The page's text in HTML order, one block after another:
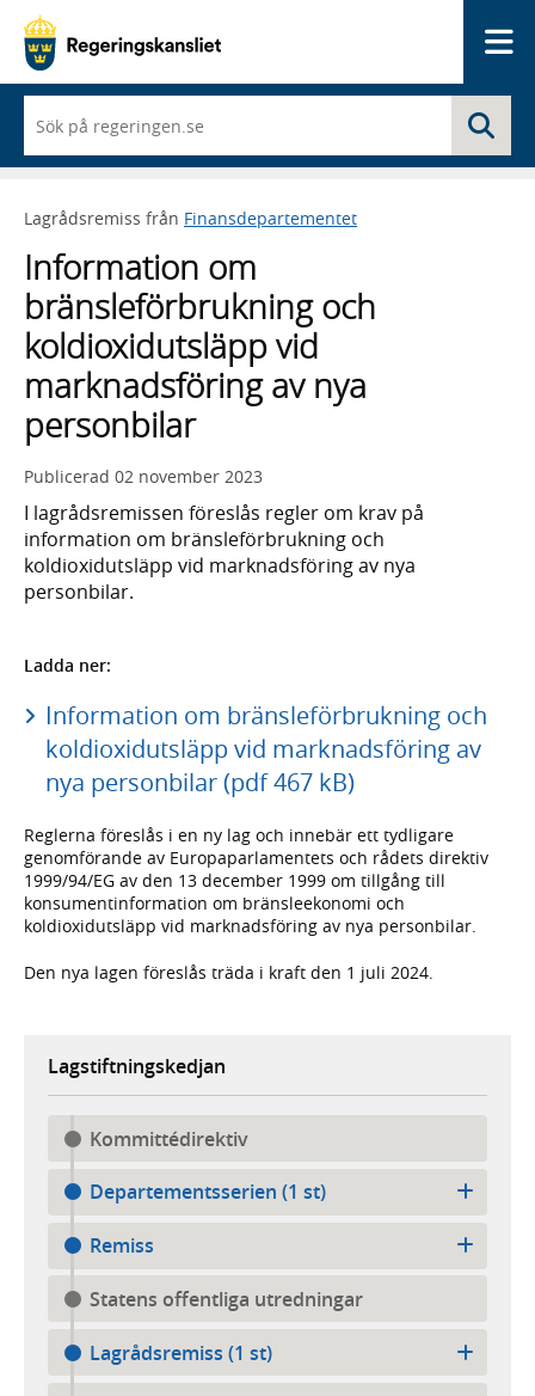
du
börjar
skriva
framträder
lista
med
sökförslag
Lagrådsremiss från Finansdepartementet
Information om
bränsleförbrukning och
koldioxidutsläpp vid
marknadsföring av nya
personbilar
Publicerad 02 november 2023
I lagrådsremissen föreslås regler om krav på
information om bränsleförbrukning och
koldioxidutsläpp vid marknadsföring av nya
personbilar.
Ladda ner:
Information om bränsleförbrukning och
koldioxidutsläpp vid marknadsföring av
nya personbilar (pdf 467 kB)
Reglerna föreslås i en ny lag och innebär ett tydligare
genomförande av Europaparlamentets och rådets direktiv
1999/94/EG av den 13 december 1999 om tillgång till
konsumentinformation om bränsleekonomi och
koldioxidutsläpp vid marknadsföring av nya personbilar.
Den nya lagen föreslås träda i kraft den 1 juli 2024.
Lagstiftningskedjan
Kommittédirektiv
Departementsserien (1 st)
Remiss
Statens offentliga utredningar
Lagrådsremiss (1 st)